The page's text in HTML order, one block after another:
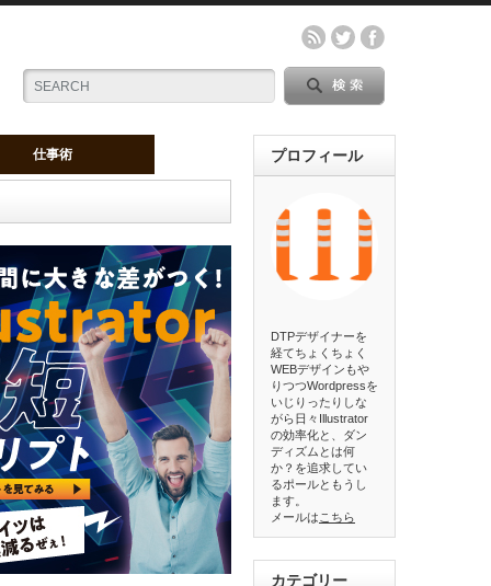
仕事術 プロフィール
DTPデザイナーを
経てちょくちょく
WEBデザインもや
りつつWordpressを
いじりったりしな
がら日々Illustrator
の効率化と、ダン
ディズムとは何
か？を追求してい
るポールともうし
ます。
メールは こちら
カテゴリー